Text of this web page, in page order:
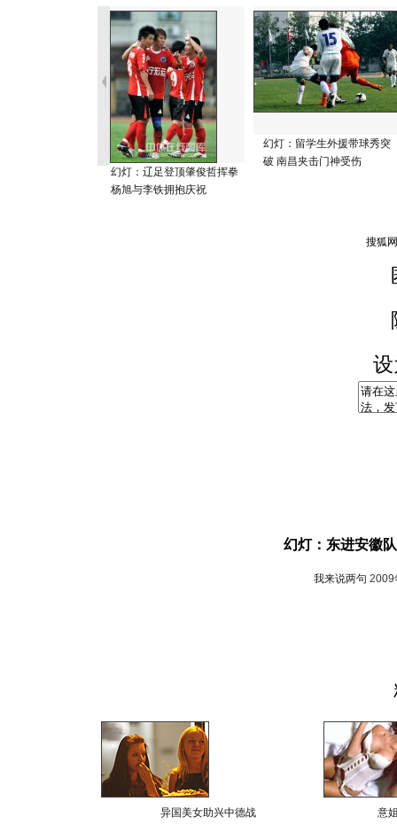
幻灯：辽足登顶肇俊哲挥拳
杨旭与李铁拥抱庆祝
幻灯：留学生外援带球秀突
破 南昌夹击门神受伤
幻灯：东进安徽
我来说两句 2009
异国美女助兴中德战 意